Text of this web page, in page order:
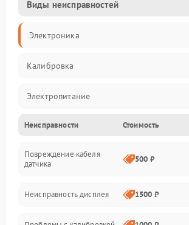
Виды неисправностей
Электроника
Калибровка
Электропитание
Датчики
Измерения
Электроника/Механические
Механические повреждения
Неисправности Стоимость
Повреждение кабеля
датчика
500 ₽
Неисправность дисплея 1500 ₽